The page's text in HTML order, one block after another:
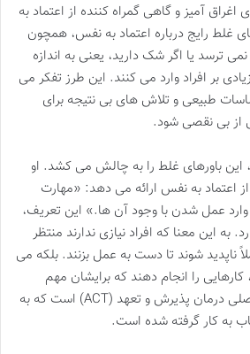
آمیز و گاهی گمراه کننده از اعتماد به
غلط رایج درباره اعتماد به نفس، همچون
ترسد یا اگر شک دارید، یعنی به اندازه
بر افراد وارد می کنند. این طرز تفکر می
طبیعی و تلاش های بی نتیجه برای
از بی نقصی شود.
باورهای غلط را به چالش می کشد. او
اعتماد به نفس ارائه می دهد: «مهارت
وارد عمل شدن با وجود آن ها.» این تعریف،
به این معنا که افراد نیازی ندارند منتظر
ناپدید شوند تا دست به عمل بزنند. بلکه می
کارهایی را انجام دهند که برایشان مهم
است. این رویکرد، محور اصلی درمان پذیرش و تعهد (ACT) است که به
به کار گرفته شده است.